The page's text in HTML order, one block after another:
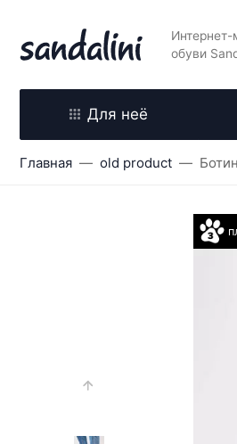
Интернет-
обуви
Для неё
Главная old product